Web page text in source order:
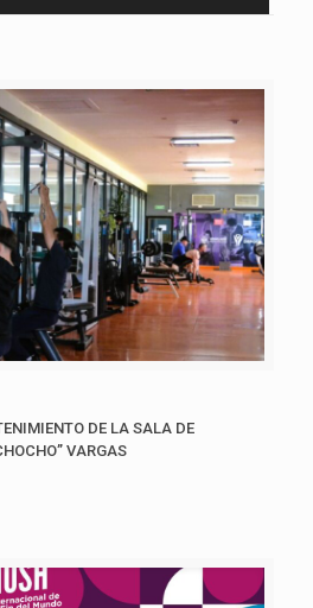
DE LA SALA DE
VARGAS